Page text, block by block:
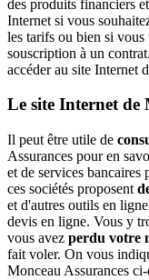
des produits financiers
Internet si vous
les tarifs ou bien si
souscription à un
accéder au site Internet
Le site Internet de
Il peut être utile de
Assurances pour en
et de services bancaires
ces sociétés proposent
et d'autres outils en
devis en ligne. Vous y
vous avez perdu votre
fait voler. On vous
Monceau Assurances ci-